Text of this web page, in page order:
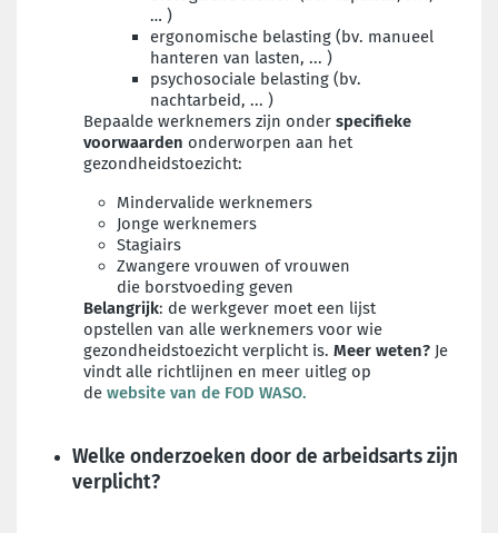
… )
ergonomische belasting (bv. manueel
hanteren van lasten, ... )
psychosociale belasting (bv.
nachtarbeid, ... )
Bepaalde werknemers zijn onder specifieke
voorwaarden onderworpen aan het
gezondheidstoezicht:
Mindervalide werknemers
Jonge werknemers
Stagiairs
Zwangere vrouwen of vrouwen
die borstvoeding geven
Belangrijk: de werkgever moet een lijst
opstellen van alle werknemers voor wie
gezondheidstoezicht verplicht is. Meer weten? Je
vindt alle richtlijnen en meer uitleg op
de website van de FOD WASO.
Welke onderzoeken door de arbeidsarts zijn
verplicht?